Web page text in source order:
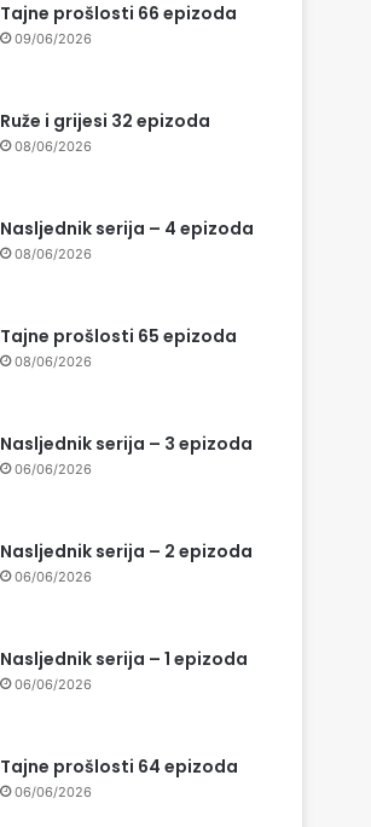
Tajne prošlosti 66 epizoda
09/06/2026
Ruže i grijesi 32 epizoda
08/06/2026
Nasljednik serija – 4 epizoda
08/06/2026
Tajne prošlosti 65 epizoda
08/06/2026
Nasljednik serija – 3 epizoda
06/06/2026
Nasljednik serija – 2 epizoda
06/06/2026
Nasljednik serija – 1 epizoda
06/06/2026
Tajne prošlosti 64 epizoda
06/06/2026